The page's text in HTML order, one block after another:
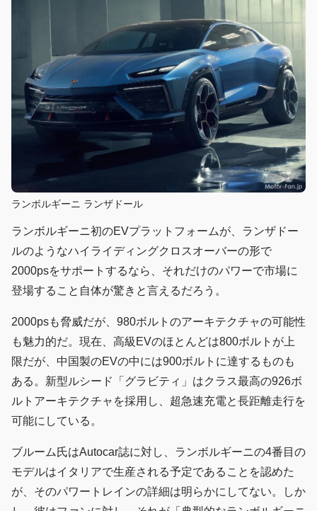
ランボルギーニ ランザドール
ランボルギーニ初のEVプラットフォームが、ランザドー
ルのようなハイライディングクロスオーバーの形で
2000psをサポートするなら、それだけのパワーで市場に
登場すること自体が驚きと言えるだろう。
2000psも脅威だが、980ボルトのアーキテクチャの可能性
も魅力的だ。現在、高級EVのほとんどは800ボルトが上
限だが、中国製のEVの中には900ボルトに達するものも
ある。新型ルシード「グラビティ」はクラス最高の926ボ
ルトアーキテクチャを採用し、超急速充電と長距離走行を
可能にしている。
ブルーム氏はAutocar誌に対し、ランボルギーニの4番目の
モデルはイタリアで生産される予定であることを認めた
が、そのパワートレインの詳細は明らかにしてない。しか